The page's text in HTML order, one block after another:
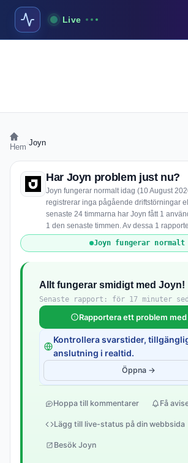
Live
Hem Joyn
Har Joyn problem just nu?
Joyn fungerar normalt idag (10 August
registrerar inga pågående driftstörningar
senaste 24 timmarna har Joyn fått 1
1 den senaste timmen. Av dessa 1
Joyn fungerar normalt
Allt fungerar smidigt med Joyn!
Senaste rapport: för 17 minuter
Rapportera ett problem med
Kontrollera svarstider,
anslutning i realtid.
Öppna →
Hoppa till kommentarer Få
Lägg till live-status på din webbsida
Besök Joyn